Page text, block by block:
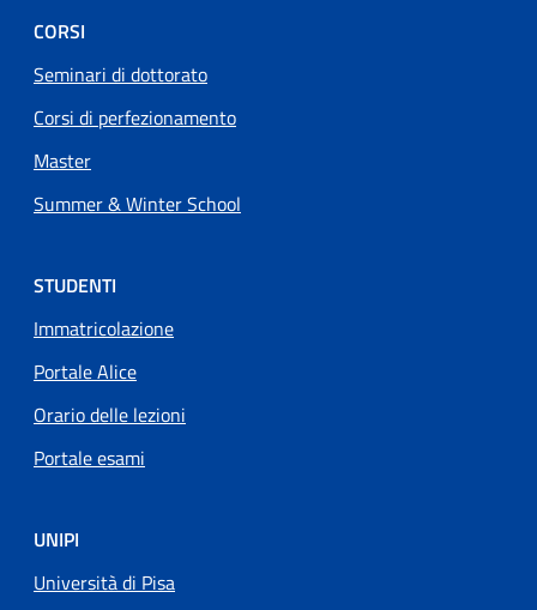
CORSI
Seminari di dottorato
Corsi di perfezionamento
Master
Summer & Winter School
STUDENTI
Immatricolazione
Portale Alice
Orario delle lezioni
Portale esami
UNIPI
Università di Pisa